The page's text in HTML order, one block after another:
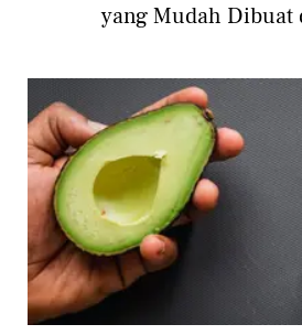
yang Mudah Dibuat